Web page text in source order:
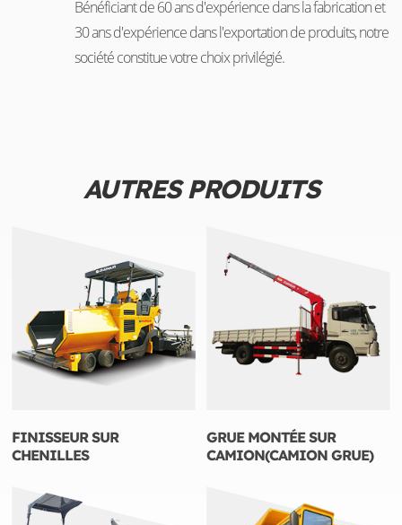
Bénéficiant de 60 ans d'expérience dans la fabrication et
30 ans d'expérience dans l'exportation de produits, notre
société constitue votre choix privilégié.
AUTRES PRODUITS
FINISSEUR SUR
CHENILLES
GRUE MONTÉE SUR
CAMION(CAMION GRUE)